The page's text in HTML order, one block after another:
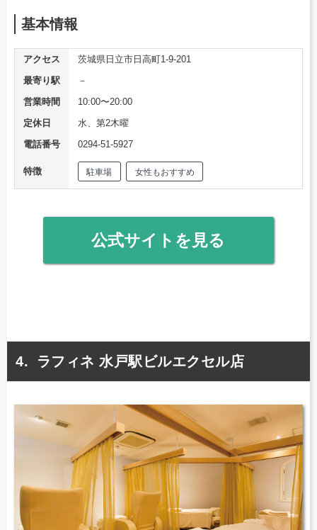
基本情報
アクセス
茨城県日立市日高町1-9-201
最寄り駅
－
営業時間
10:00〜20:00
定休日
水、第2木曜
電話番号
0294-51-5927
特徴 駐車場 女性もおすすめ
公式サイトを見る
ラフィネ 水戸駅ビルエクセル店